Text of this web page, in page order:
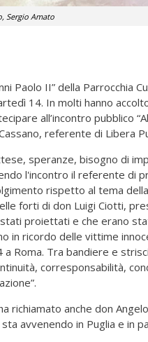
Sergio Amato
Paolo II” della Parrocchia
14. In molti hanno
all’incontro pubblico
referente di Libera
speranze, bisogno di
l'incontro il referente di
rispetto al tema
forti di don Luigi Ciotti,
proiettati e che erano
in ricordo delle vittime
Roma. Tra bandiere e
corresponsabilità,
richiamato anche don
avvenendo in Puglia e in